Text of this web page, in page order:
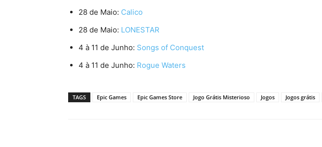
28 de Maio: Calico
28 de Maio: LONESTAR
4 à 11 de Junho: Songs of Conquest
4 à 11 de Junho: Rogue Waters
TAGS Epic Games Epic Games Store Jogo Grátis Misterioso Jogos Jogos grátis